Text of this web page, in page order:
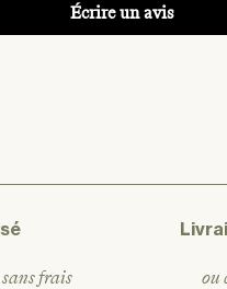
Écrire un avis
frais ou